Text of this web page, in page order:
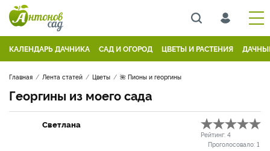
КАЛЕНДАРЬ ДАЧНИКА САД И ОГОРОД ЦВЕТЫ И РАСТЕНИЯ
Главная Лента статей Цветы 🌺 Пионы и георгины
Георгины из моего сада
Светлана
Рейтинг: 4
Проголосовало: 1